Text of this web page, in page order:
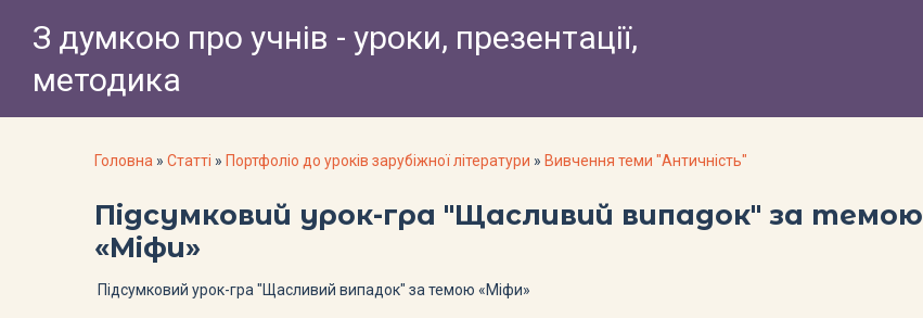
З думкою про учнів - уроки, презентації,
методика
Головна » Статті » Портфоліо до уроків зарубіжної літератури » Вивчення теми "Античність"
Підсумковий урок-гра "Щасливий випадок" за темою
«Міфи»
Підсумковий урок-гра "Щасливий випадок" за темою «Міфи»